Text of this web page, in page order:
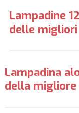
Lampadine
delle migliori
Lampadina
della migliore